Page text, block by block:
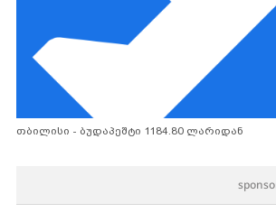
თბილისი - ბუდაპეშტი 1184.80 ლარიდან